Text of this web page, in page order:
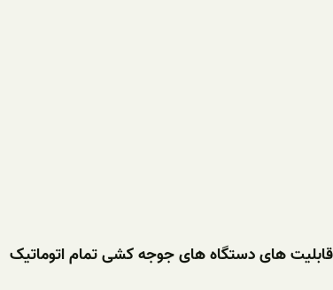
قابلیت های دستگاه های جوجه کشی تمام اتوماتیک